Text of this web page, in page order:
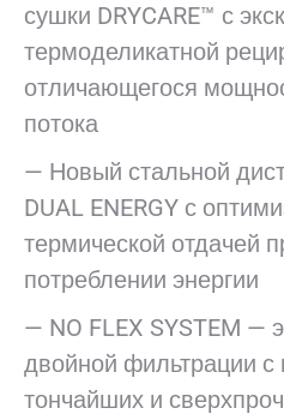
сушки DRYCARE™ с
термоделикатной
отличающегося
потока
— Новый стальной
DUAL ENERGY с
термической отдачей
потреблении энергии
— NO FLEX SYSTEM —
двойной фильтрации с
тончайших и